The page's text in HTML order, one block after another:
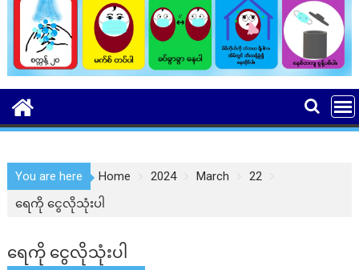
You are here Home 2024 March
22
ရေကို ငွေလိုသုံးပါ
ရေကို ငွေလိုသုံးပါ